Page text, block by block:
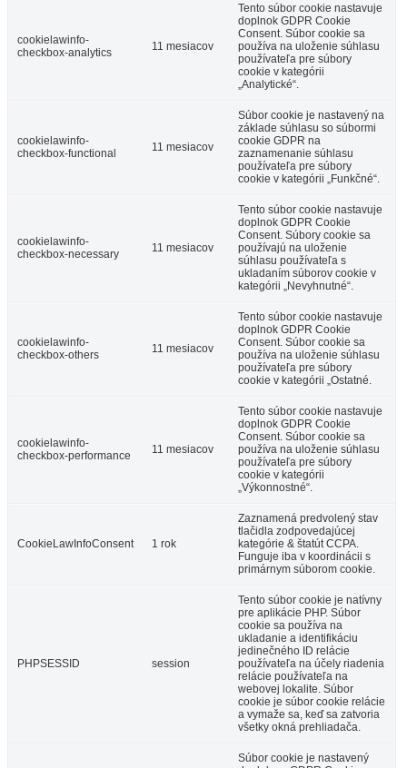
cookielawinfo-
checkbox-analytics
11 mesiacov
Tento súbor cookie nastavuje
doplnok GDPR Cookie
Consent. Súbor cookie sa
používa na uloženie súhlasu
používateľa pre súbory
cookie v kategórii
„Analytické“.
cookielawinfo-
checkbox-functional
11 mesiacov
Súbor cookie je nastavený na
základe súhlasu so súbormi
cookie GDPR na
zaznamenanie súhlasu
používateľa pre súbory
cookie v kategórii „Funkčné“.
cookielawinfo-
checkbox-necessary
11 mesiacov
Tento súbor cookie nastavuje
doplnok GDPR Cookie
Consent. Súbory cookie sa
používajú na uloženie
súhlasu používateľa s
ukladaním súborov cookie v
kategórii „Nevyhnutné“.
cookielawinfo-
checkbox-others
11 mesiacov
Tento súbor cookie nastavuje
doplnok GDPR Cookie
Consent. Súbor cookie sa
používa na uloženie súhlasu
používateľa pre súbory
cookie v kategórii „Ostatné.
cookielawinfo-
checkbox-performance
11 mesiacov
Tento súbor cookie nastavuje
doplnok GDPR Cookie
Consent. Súbor cookie sa
používa na uloženie súhlasu
používateľa pre súbory
cookie v kategórii
„Výkonnostné“.
CookieLawInfoConsent 1 rok
Zaznamená predvolený stav
tlačidla zodpovedajúcej
kategórie & štatút CCPA.
Funguje iba v koordinácii s
primárnym súborom cookie.
PHPSESSID session
Tento súbor cookie je natívny
pre aplikácie PHP. Súbor
cookie sa používa na
ukladanie a identifikáciu
jedinečného ID relácie
používateľa na účely riadenia
relácie používateľa na
webovej lokalite. Súbor
cookie je súbor cookie relácie
a vymaže sa, keď sa zatvoria
všetky okná prehliadača.
Súbor cookie je nastavený